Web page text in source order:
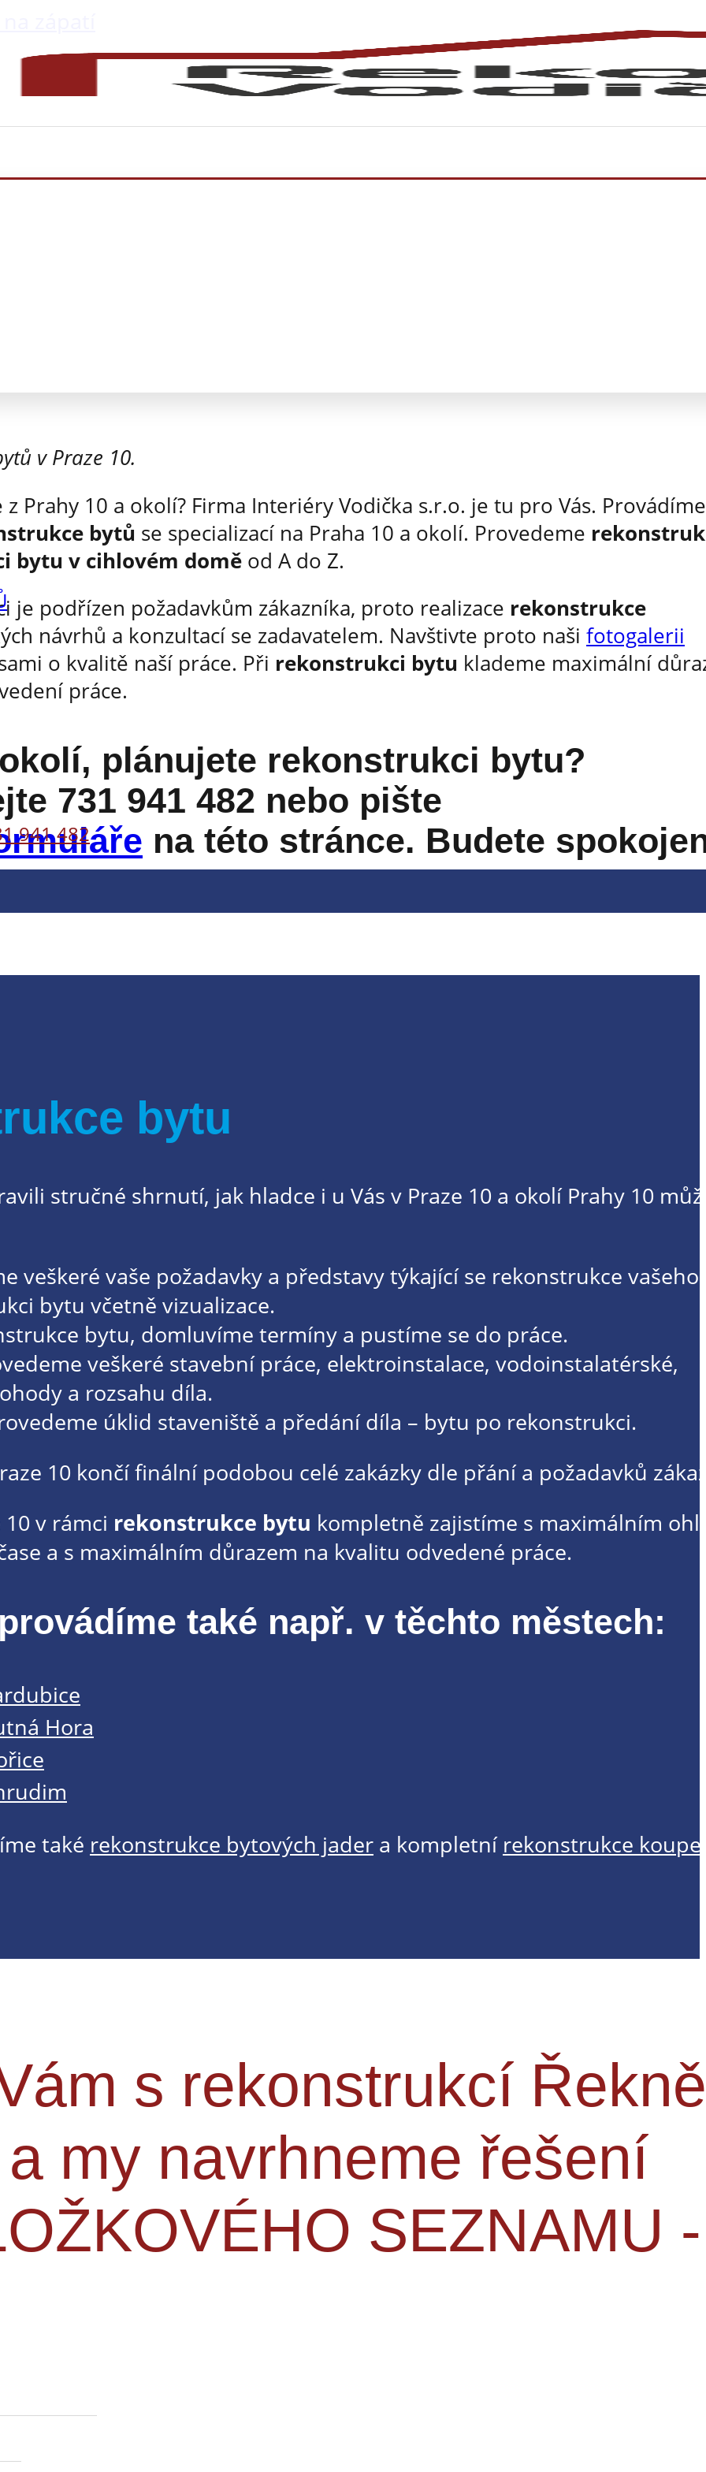
941 482
bytu Praha 10
v Praze 10.
z Prahy 10 a okolí? Firma Interiéry Vodička s.r.o. je tu pro Vás. Provádíme
bytů se specializací na Praha 10 a okolí. Provedeme
bytu v cihlovém domě od A do Z.
je podřízen požadavkům zákazníka, proto realizace rekonstrukce
návrhů a konzultací se zadavatelem. Navštivte proto naši fotogalerii
o kvalitě naší práce. Při rekonstrukci bytu klademe maximální
práce.
plánujete rekonstrukci bytu?
731 941 482 nebo pište
na této stránce. Budete
bytu
stručné shrnutí, jak hladce i u Vás v Praze 10 a okolí Prahy 10
veškeré vaše požadavky a představy týkající se rekonstrukce
bytu včetně vizualizace.
bytu, domluvíme termíny a pustíme se do práce.
veškeré stavební práce, elektroinstalace, vodoinstalatérské,
a rozsahu díla.
úklid staveniště a předání díla – bytu po rekonstrukci.
10 končí finální podobou celé zakázky dle přání a požadavků
v rámci rekonstrukce bytu kompletně zajistíme s maximálním
a s maximálním důrazem na kvalitu odvedené práce.
také např. v těchto městech:
Hora
také rekonstrukce bytových jader a kompletní rekonstrukce
s rekonstrukcí
my navrhneme řešení
SEZNAMU -